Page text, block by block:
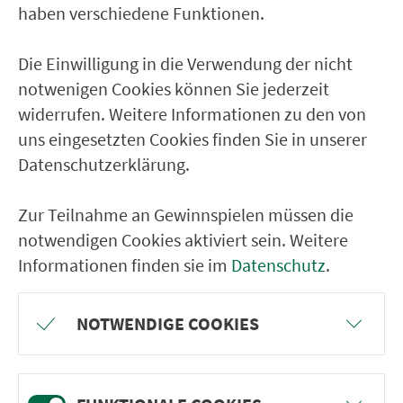
RÜCKFAHRT
Kitzingen Bahnhof
Kitzingen Armin-Knab-Gymnasium
Kitzingen Dagmar-Voßkühler-Str.
KT Klinik Kitzinger Land
Kitzingen Eselsberg
Kitzingen Rathaus
Kitzingen Jahnstr.
haben verschiedene Funktionen.
Die Einwilligung in die Verwendung der nicht
notwenigen Cookies können Sie jederzeit
widerrufen. Weitere Informationen zu den von
uns eingesetzten Cookies finden Sie in unserer
Datenschutzerklärung.
Zur Teilnahme an Gewinnspielen müssen die
notwendigen Cookies aktiviert sein. Weitere
Informationen finden sie im Datenschutz.
NOTWENDIGE COOKIES